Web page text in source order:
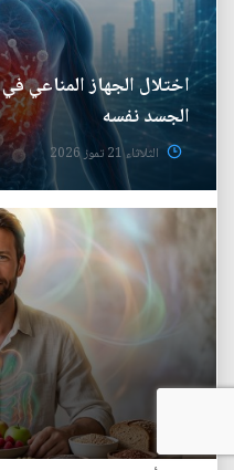
اختلال الجهاز المناعي
الجسد نفسه
الثلاثاء 21 تموز 2026